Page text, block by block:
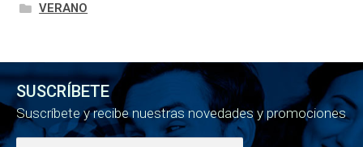
VERANO
SUSCRÍBETE
Suscríbete y recibe nuestras novedades y promociones